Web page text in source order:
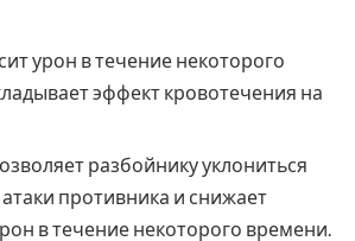
урон в течение некоторого
эффект кровотечения на
разбойнику уклониться
противника и снижает
в течение некоторого времени.